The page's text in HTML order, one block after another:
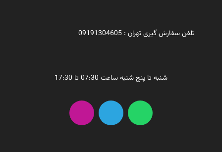
تلفن سفارش گیری تهران : 09191304605
شنبه تا پنج شنبه ساعت 07:30 تا 17:30
W
h
a
T
l
I
n
s